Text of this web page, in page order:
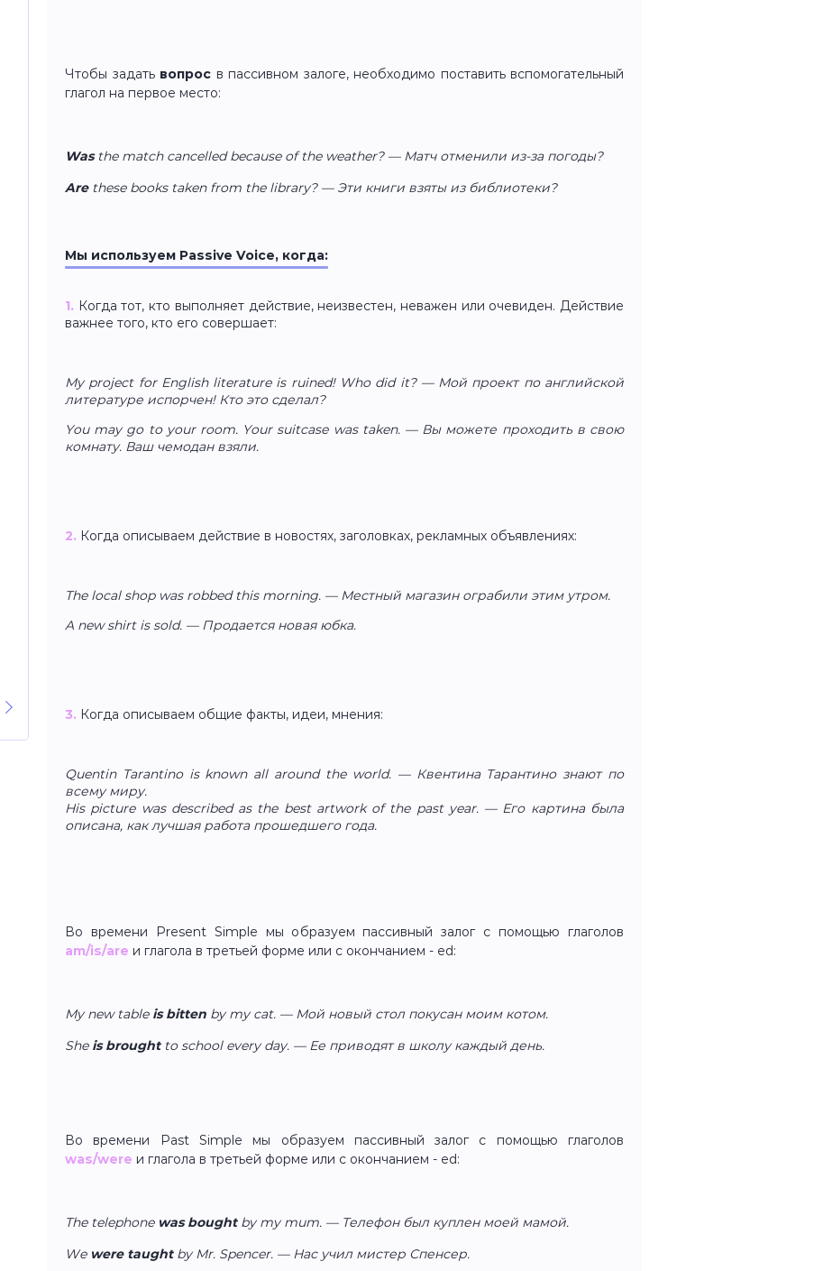
Чтобы задать вопрос в пассивном залоге, необходимо поставить вспомогательный
глагол на первое место:
Wasthe match cancelled because of the weather? — Матч отменили из-за погоды?
Arethese books taken from the library? — Эти книги взяты из библиотеки?
Мы используем Passive Voice, когда:
1. Когда тот, кто выполняет действие, неизвестен, неважен или очевиден. Действие
важнее того, кто его совершает:
My project for English literature is ruined! Who did it? — Мой проект по английской
литературе испорчен! Кто это сделал?
You may go to your room. Your suitcase was taken. — Вы можете проходить в свою
комнату. Ваш чемодан взяли.
2. Когда описываем действие в новостях, заголовках, рекламных объявлениях:
The local shop was robbed this morning. — Местный магазин ограбили этим утром.
A new shirt is sold. — Продается новая юбка.
3. Когда описываем общие факты, идеи, мнения:
Quentin Tarantino is known all around the world. — Квентина Тарантино знают по
всему миру.
His picture was described as the best artwork of the past year. — Его картина была
описана, как лучшая работа прошедшего года.
Во времени Present Simple мы образуем пассивный залог с помощью глаголов
am/is/are и глагола в третьей форме или с окончанием - ed:
My new tableis bitten by my cat. — Мой новый стол покусан моим котом.
She is brought to school every day. — Ее приводят в школу каждый день.
Во времени Past Simple мы образуем пассивный залог с помощью глаголов
was/were и глагола в третьей форме или с окончанием - ed:
The telephone was boughtby my mum. — Телефон был куплен моей мамой.
Wewere taughtby Mr. Spencer. — Нас учил мистер Спенсер.